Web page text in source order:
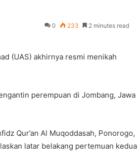
0 233 2 minutes read
(UAS) akhirnya resmi menikah
perempuan di Jombang, Jawa
Qur’an Al Muqoddasah, Ponorogo,
latar belakang pertemuan kedua